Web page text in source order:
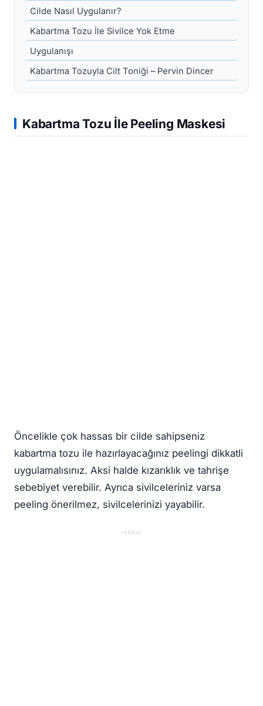
Cilde Nasıl Uygulanır?
Kabartma Tozu İle Sivilce Yok Etme
Uygulanışı
Kabartma Tozuyla Cilt Toniği – Pervin Dincer
Kabartma Tozu İle Peeling Maskesi
Öncelikle çok hassas bir cilde sahipseniz
kabartma tozu ile hazırlayacağınız peelingi dikkatli
uygulamalısınız. Aksi halde kızarıklık ve tahrişe
sebebiyet verebilir. Ayrıca sivilceleriniz varsa
peeling önerilmez, sivilcelerinizi yayabilir.
reklam